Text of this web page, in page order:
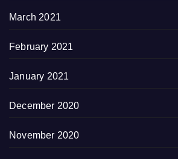
March 2021
February 2021
January 2021
December 2020
November 2020